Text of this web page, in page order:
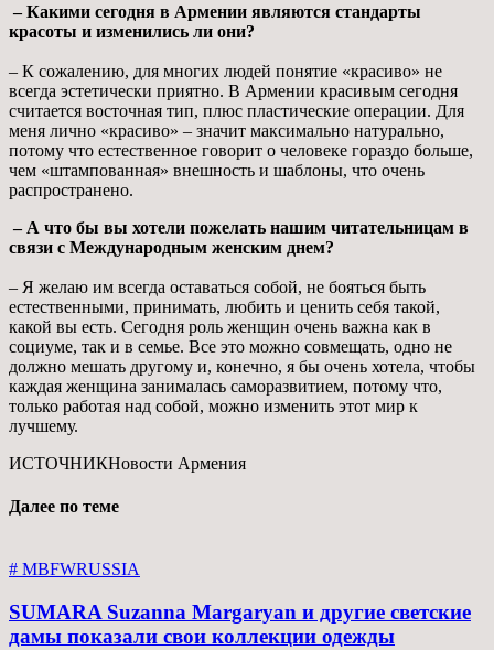
– Какими сегодня в Армении являются стандарты
красоты и изменились ли они?
– К сожалению, для многих людей понятие «красиво» не
всегда эстетически приятно. В Армении красивым сегодня
считается восточная тип, плюс пластические операции. Для
меня лично «красиво» – значит максимально натурально,
потому что естественное говорит о человеке гораздо больше,
чем «штампованная» внешность и шаблоны, что очень
распространено.
– А что бы вы хотели пожелать нашим читательницам в
связи с Международным женским днем?
– Я желаю им всегда оставаться собой, не бояться быть
естественными, принимать, любить и ценить себя такой,
какой вы есть. Сегодня роль женщин очень важна как в
социуме, так и в семье. Все это можно совмещать, одно не
должно мешать другому и, конечно, я бы очень хотела, чтобы
каждая женщина занималась саморазвитием, потому что,
только работая над собой, можно изменить этот мир к
лучшему.
ИСТОЧНИКНовости Армения
Далее по теме
# MBFWRUSSIA
SUMARA Suzanna Margaryan и другие светские
дамы показали свои коллекции одежды